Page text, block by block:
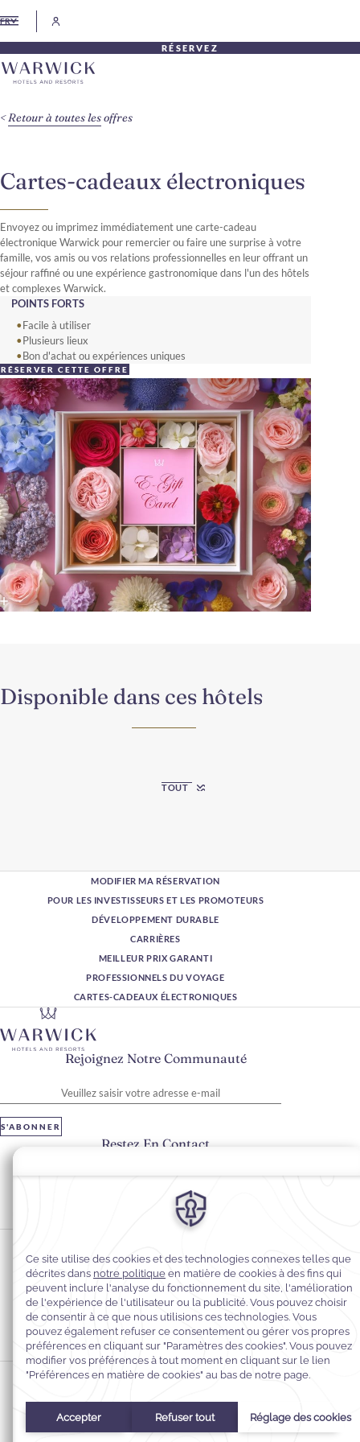
FR
RÉSERVEZ
Cartes-cadeaux électroniques
Envoyez ou imprimez immédiatement une carte-cadeau
électronique Warwick pour remercier ou faire une surprise à votre
famille, vos amis ou vos relations professionnelles en leur offrant un
séjour raffiné ou une expérience gastronomique dans l'un des hôtels
et complexes Warwick.
POINTS FORTS
Facile à utiliser
Plusieurs lieux
Bon d'achat ou expériences uniques
RÉSERVER CETTE OFFRE
Retour à toutes les offres
Disponible dans ces hôtels
TOUT
MODIFIER MA RÉSERVATION
POUR LES INVESTISSEURS ET LES PROMOTEURS
DÉVELOPPEMENT DURABLE
CARRIÈRES
MEILLEUR PRIX GARANTI
PROFESSIONNELS DU VOYAGE
CARTES-CADEAUX ÉLECTRONIQUES
Rejoignez Notre Communauté
S'ABONNER
Restez En Contact
Politique de confidentialité
Politique en matière de cookies
Accessibilité du Web
Contact
Conditions générales